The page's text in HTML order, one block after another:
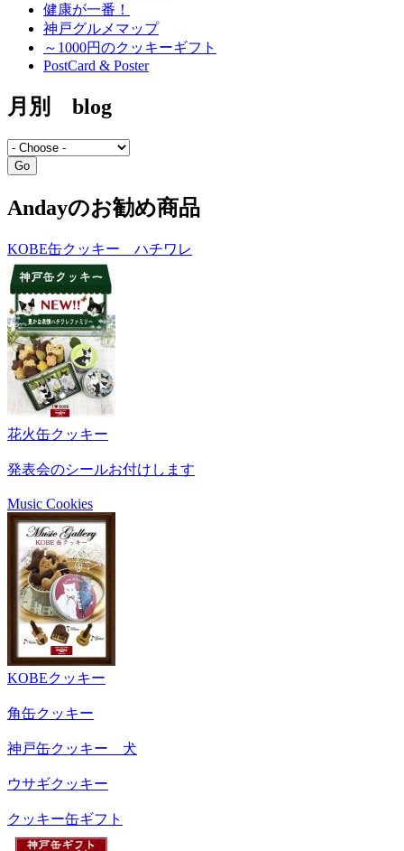
健康が一番！
神戸グルメマップ
～1000円のクッキーギフト
PostCard & Poster
月別 blog
Andayのお勧め商品
KOBE缶クッキー ハチワレ
花火缶クッキー
発表会のシールお付けします
Music Cookies
KOBEクッキー
角缶クッキー
神戸缶クッキー 犬
ウサギクッキー
クッキー缶ギフト